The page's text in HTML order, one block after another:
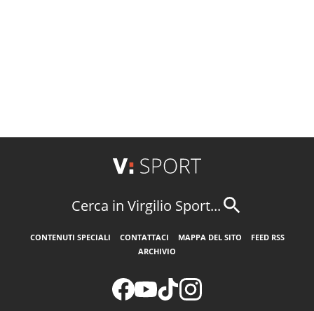
Cerca in Virgilio Sport...
CONTENUTI SPECIALI CONTATTACI MAPPA DEL SITO
FEED RSS
ARCHIVIO